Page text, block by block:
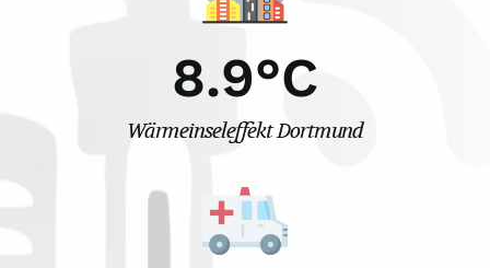
Wärmeinseleffekt Dortmund
8.9°C